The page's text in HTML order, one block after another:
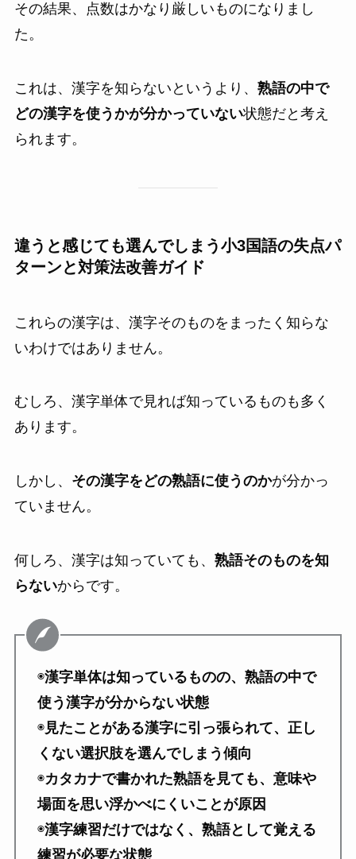
その結果、点数はかなり厳しいものになりまし
た。
これは、漢字を知らないというより、 熟語の中で
どの漢字を使うかが分かっていない状態だと考え
られます。
違うと感じても選んでしまう小3国語の失点パ
ターンと対策法改善ガイド
これらの漢字は、漢字そのものをまったく知らな
いわけではありません。
むしろ、漢字単体で見れば知っているものも多く
あります。
しかし、 その漢字をどの熟語に使うのかが分かっ
ていません。
何しろ、漢字は知っていても、 熟語そのものを知
らないからです。
◉漢字単体は知っているものの、熟語の中で
使う漢字が分からない状態
◉見たことがある漢字に引っ張られて、正し
くない選択肢を選んでしまう傾向
◉カタカナで書かれた熟語を見ても、意味や
場面を思い浮かべにくいことが原因
◉漢字練習だけではなく、熟語として覚える
練習が必要な状態